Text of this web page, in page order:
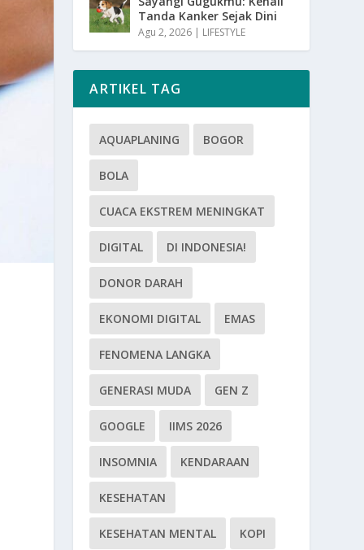
Tanda Kanker Sejak Dini
Agu 2, 2026 | LIFESTYLE
ARTIKEL TAG
AQUAPLANING BOGOR
BOLA
CUACA EKSTREM MENINGKAT
DIGITAL DI INDONESIA!
DONOR DARAH
EKONOMI DIGITAL EMAS
FENOMENA LANGKA
GENERASI MUDA GEN Z
GOOGLE IIMS 2026
INSOMNIA KENDARAAN
KESEHATAN
KESEHATAN MENTAL KOPI